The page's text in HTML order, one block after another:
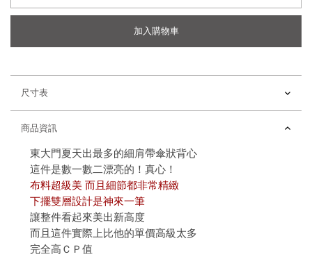
加入購物車
尺寸表
商品資訊
東大門夏天出最多的細肩帶傘狀背心
這件是數一數二漂亮的！真心！
布料超級美 而且細節都非常精緻
下擺雙層設計是神來一筆
讓整件看起來美出新高度
而且這件實際上比他的單價高級太多
完全高ＣＰ值